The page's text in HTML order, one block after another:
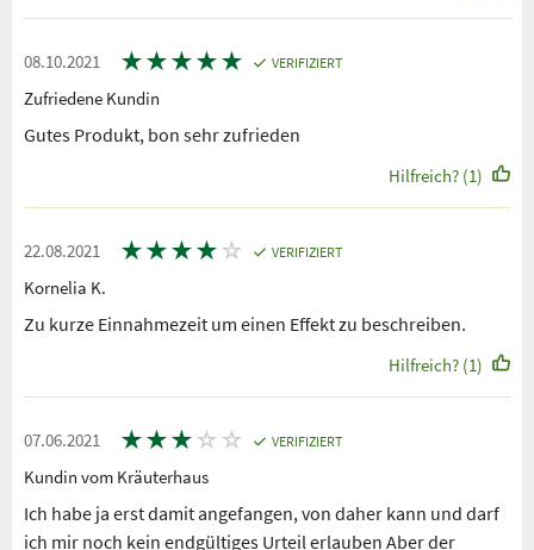
08.10.2021 ★★★★★ VERIFIZIERT
Zufriedene Kundin
Gutes Produkt, bon sehr zufrieden
Hilfreich? (1)
22.08.2021 ★★★★ ☆ VERIFIZIERT
Kornelia K.
Zu kurze Einnahmezeit um einen Effekt zu beschreiben.
Hilfreich? (1)
07.06.2021 ★★★ ☆ ☆ VERIFIZIERT
Kundin vom Kräuterhaus
Ich habe ja erst damit angefangen, von daher kann und darf
ich mir noch kein endgültiges Urteil erlauben Aber der